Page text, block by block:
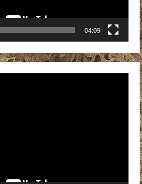
04:09